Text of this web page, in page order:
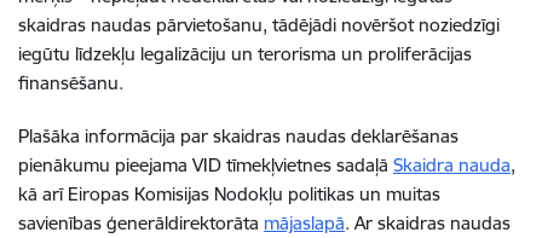
skaidras naudas pārvietošanu, tādējādi novēršot noziedzīgi
iegūtu līdzekļu legalizāciju un terorisma un proliferācijas
finansēšanu.
Plašāka informācija par skaidras naudas deklarēšanas
pienākumu pieejama VID tīmekļvietnes sadaļā Skaidra nauda,
kā arī Eiropas Komisijas Nodokļu politikas un muitas
savienības ģenerāldirektorāta mājaslapā. Ar skaidras naudas